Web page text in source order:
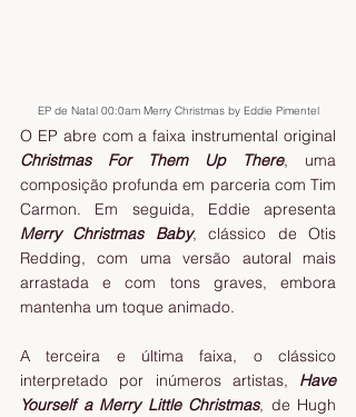
EP de Natal 00:0am Merry Christmas by Eddie Pimentel
Christmas For Them Up There, uma
composição profunda em parceria com Tim
Merry Christmas Baby, clássico de Otis
Redding, com uma versão autoral mais
arrastada e com tons graves, embora
mantenha um toque animado.
A terceira e última faixa, o clássico
interpretado por inúmeros artistas, Have
Yourself a Merry Little Christmas, de Hugh